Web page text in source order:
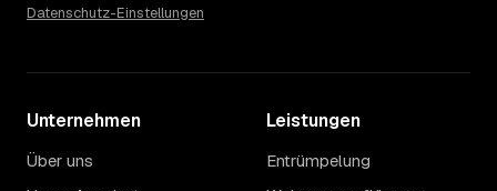
Datenschutz-Einstellungen
Unternehmen
Über uns
Leistungen
Entrümpelung